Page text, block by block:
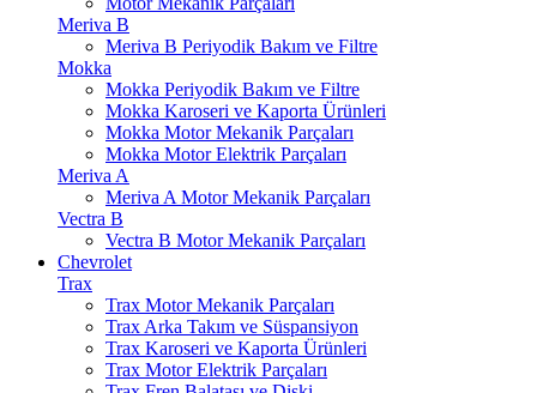
Meriva B
Meriva B Periyodik Bakım ve Filtre
Mokka
Mokka Periyodik Bakım ve Filtre
Mokka Karoseri ve Kaporta Ürünleri
Mokka Motor Mekanik Parçaları
Mokka Motor Elektrik Parçaları
Meriva A
Meriva A Motor Mekanik Parçaları
Vectra B
Vectra B Motor Mekanik Parçaları
Chevrolet
Trax
Trax Motor Mekanik Parçaları
Trax Arka Takım ve Süspansiyon
Trax Karoseri ve Kaporta Ürünleri
Trax Motor Elektrik Parçaları